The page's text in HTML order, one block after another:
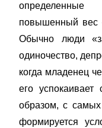
определенные
повышенный вес
Обычно люди
одиночество,
когда младенец
его
образом, с
формируется